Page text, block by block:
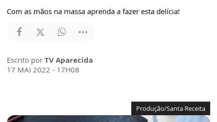
Com as mãos na massa aprenda a fazer esta delícia!
Escrito por TV Aparecida
17 MAI 2022 - 17H08
Produção/Santa Receita